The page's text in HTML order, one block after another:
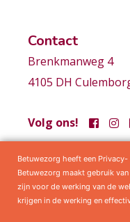
Contact
Brenkmanweg 4
4105 DH
Volg ons!
Samenwerkingen Privacy
Betuwezorg heeft een
Betuwezorg maakt gebruik
zijn voor de werking van de
krijgen in de werking en